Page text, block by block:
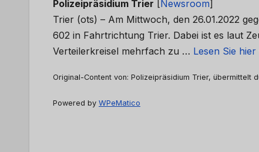
Polizeipräsidium Trier [Newsroom]
Trier (ots) – Am Mittwoch, den 26.01.2022
602 in Fahrtrichtung Trier. Dabei ist es laut
Verteilerkreisel mehrfach zu … Lesen Sie
Original-Content von: Polizeipräsidium Trier, übermittelt
Powered by WPeMatico